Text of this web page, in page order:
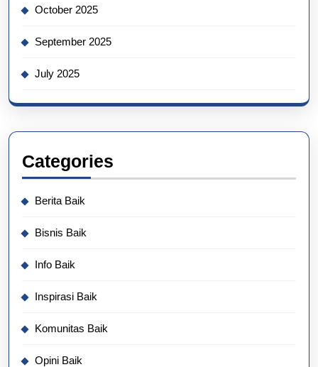
October 2025
September 2025
July 2025
Categories
Berita Baik
Bisnis Baik
Info Baik
Inspirasi Baik
Komunitas Baik
Opini Baik